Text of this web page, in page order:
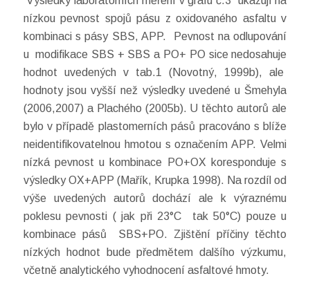
nízkou pevnost spojů pásu z oxidovaného asfaltu v
kombinaci s pásy SBS, APP. Pevnost na odlupování
u modifikace SBS + SBS a PO+ PO sice nedosahuje
hodnot uvedených v tab.1 (Novotný, 1999b), ale
hodnoty jsou vyšší než výsledky uvedené u Šmehyla
(2006,2007) a Plachého (2005b). U těchto autorů ale
bylo v případě plastomerních pásů pracováno s blíže
neidentifikovatelnou hmotou s označením APP. Velmi
nízká pevnost u kombinace PO+OX koresponduje s
výsledky OX+APP (Mařík, Krupka 1998). Na rozdíl od
výše uvedených autorů dochází ale k výraznému
poklesu pevnosti ( jak při 23°C tak 50°C) pouze u
kombinace pásů SBS+PO. Zjištění příčiny těchto
nízkých hodnot bude předmětem dalšího výzkumu,
včetně analytického vyhodnocení asfaltové hmoty.